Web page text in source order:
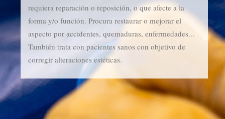
requiera reparación o reposición, o que afecte a la
forma y/o función. Procura restaurar o mejorar el
aspecto por accidentes, quemaduras, enfermedades...
También trata con pacientes sanos con objetivo de
corregir alteraciones estéticas.